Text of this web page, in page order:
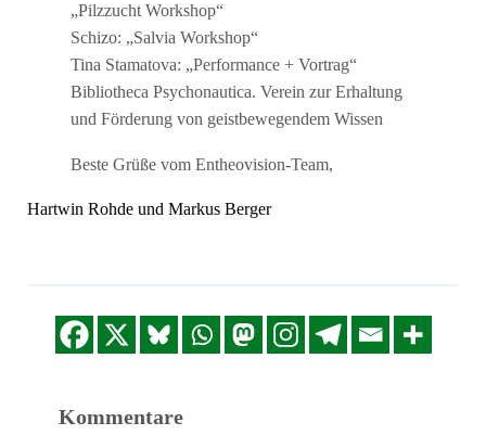
„Pilzzucht Workshop“
Schizo: „Salvia Workshop“
Tina Stamatova: „Performance + Vortrag“
Bibliotheca Psychonautica. Verein zur Erhaltung
und Förderung von geistbewegendem Wissen
Beste Grüße vom Entheovision-Team,
Hartwin Rohde und Markus Berger
Kommentare